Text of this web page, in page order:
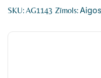
SKU:AG1143 Zīmols: